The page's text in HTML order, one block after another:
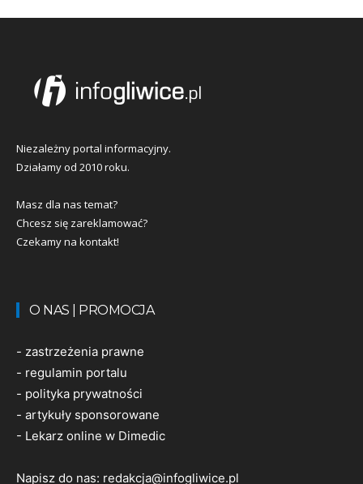
Niezależny portal informacyjny.
Działamy od 2010 roku.
Masz dla nas temat?
Chcesz się zareklamować?
Czekamy na kontakt!
O NAS | PROMOCJA
- zastrzeżenia prawne
- regulamin portalu
- polityka prywatności
- artykuły sponsorowane
- Lekarz online w Dimedic
Napisz do nas: redakcja@infogliwice.pl